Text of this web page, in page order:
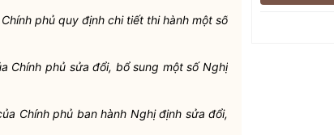
phủ quy định chi tiết thi hành một số
Chính phủ sửa đổi, bổ sung một số Nghị
Chính phủ ban hành Nghị định sửa đổi,